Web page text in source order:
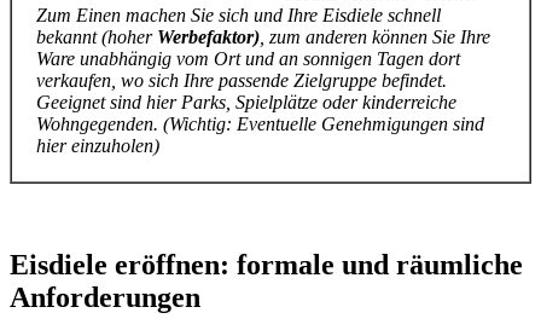
Zum Einen machen Sie sich und Ihre Eisdiele schnell
bekannt (hoher Werbefaktor) , zum anderen können Sie Ihre
Ware unabhängig vom Ort und an sonnigen Tagen dort
verkaufen, wo sich Ihre passende Zielgruppe befindet.
Geeignet sind hier Parks, Spielplätze oder kinderreiche
Wohngegenden. (Wichtig: Eventuelle Genehmigungen sind
hier einzuholen)
Eisdiele eröffnen: formale und räumliche
Anforderungen